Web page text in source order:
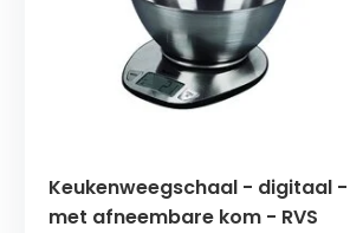
Keukenweegschaal - digitaal -
met afneembare kom - RVS